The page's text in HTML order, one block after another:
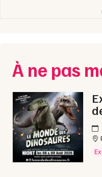
À ne pas